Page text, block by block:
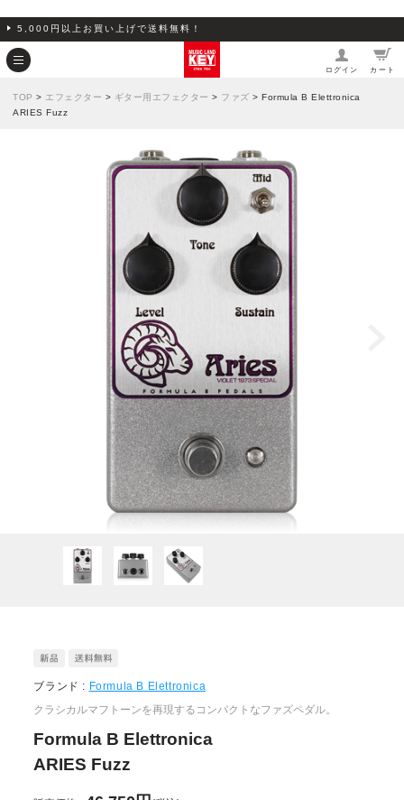
5,000円以上お買い上げで送料無料！
ログイン カート
TOP > エフェクター > ギター用エフェクター > ファズ > Formula B Elettronica
ARIES Fuzz
ブランド : Formula B Elettronica
クラシカルマフトーンを再現するコンパクトなファズペダル。
Formula B Elettronica
ARIES Fuzz